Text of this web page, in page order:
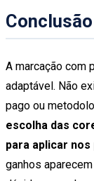
Conclusão
A marcação com
adaptável. Não
pago ou
escolha das
para aplicar
ganhos